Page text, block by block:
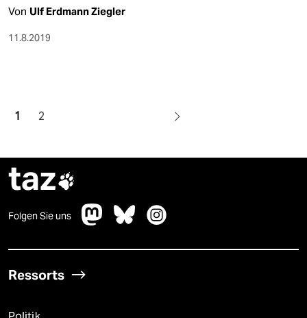
Von Ulf Erdmann Ziegler
11.8.2019
1 2
taz
Folgen Sie uns
Ressorts